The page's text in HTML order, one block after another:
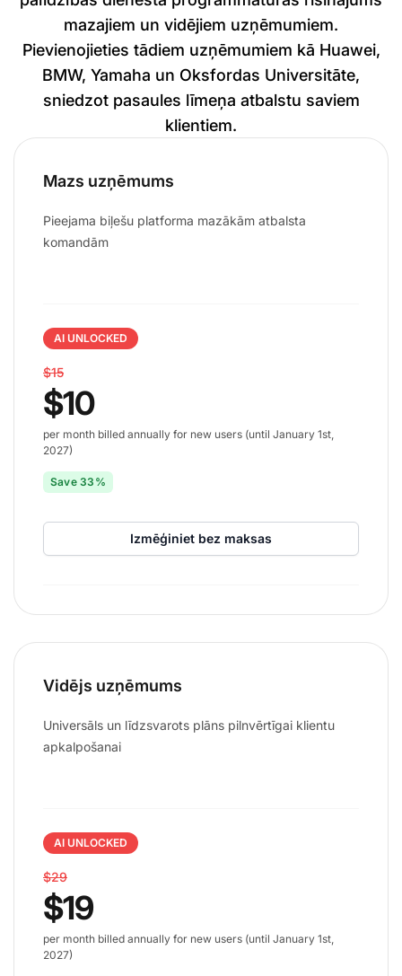
mazajiem un vidējiem uzņēmumiem.
Pievienojieties tādiem uzņēmumiem kā Huawei,
BMW, Yamaha un Oksfordas Universitāte,
sniedzot pasaules līmeņa atbalstu saviem
klientiem.
Mazs uzņēmums
Pieejama biļešu platforma mazākām atbalsta
komandām
AI UNLOCKED
$15
$10
per month billed annually for new users (until January 1st,
2027)
Save 33%
Izmēģiniet bez maksas
Vidējs uzņēmums
Universāls un līdzsvarots plāns pilnvērtīgai klientu
apkalpošanai
AI UNLOCKED
$29
$19
per month billed annually for new users (until January 1st,
2027)